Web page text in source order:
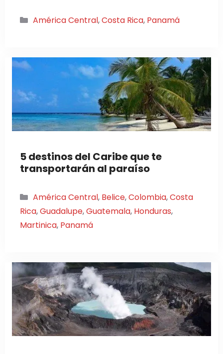
Categorías
América Central,Costa Rica, Panamá
5 destinos del Caribe que te
transportarán al paraíso
Categorías
América Central, Belice,Colombia,Costa
Rica,Guadalupe,Guatemala, Honduras,
Martinica, Panamá